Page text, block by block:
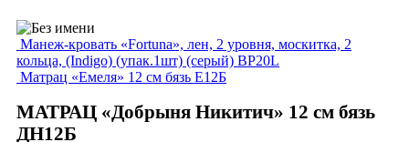
Манеж-кровать «Fortuna», лен, 2 уровня, москитка, 2
кольца, (Indigo) (упак.1шт) (серый) BP20L
Матрац «Емеля» 12 см бязь Е12Б
МАТРАЦ «Добрыня Никитич» 12 см бязь
ДН12Б